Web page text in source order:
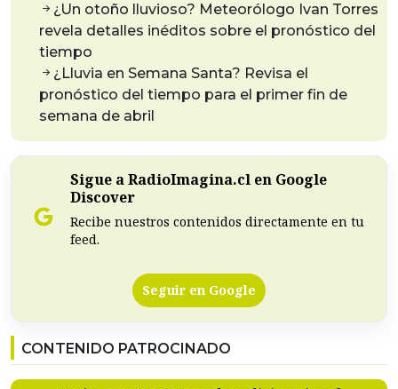
¿Un otoño lluvioso? Meteorólogo Ivan Torres
revela detalles inéditos sobre el pronóstico del
tiempo
¿Lluvia en Semana Santa? Revisa el
pronóstico del tiempo para el primer fin de
semana de abril
Sigue a RadioImagina.cl en Google
Discover
Recibe nuestros contenidos directamente en tu
feed.
Seguir en Google
CONTENIDO PATROCINADO